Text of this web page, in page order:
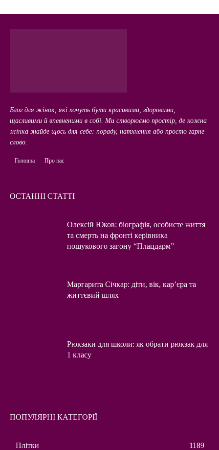
Блог для жінок, які хочуть бути красивими, здоровими,
щасливими й впевненими в собі. Ми створюємо простір, де кожна
жінка знайде щось для себе: пораду, натхнення або просто гарне
слово.
Головна Про нас
ОСТАННІ СТАТТІ
Олексій Юков: біографія, особисте життя
та смерть на фронті керівника
пошукового загону “Плацдарм”
Маргарита Січкар: діти, вік, кар’єра та
життєвий шлях
Рюкзаки для школи: як обрати рюкзак для
1 класу
ПОПУЛЯРНІ КАТЕГОРІЇ
Плітки 1189